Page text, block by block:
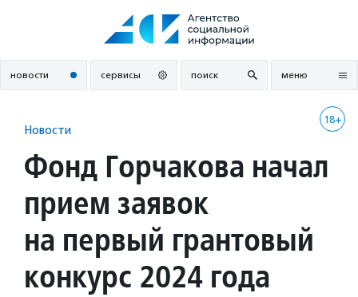
новости сервисы поиск меню
18+
Новости
Фонд Горчакова начал
прием заявок
на первый грантовый
конкурс 2024 года